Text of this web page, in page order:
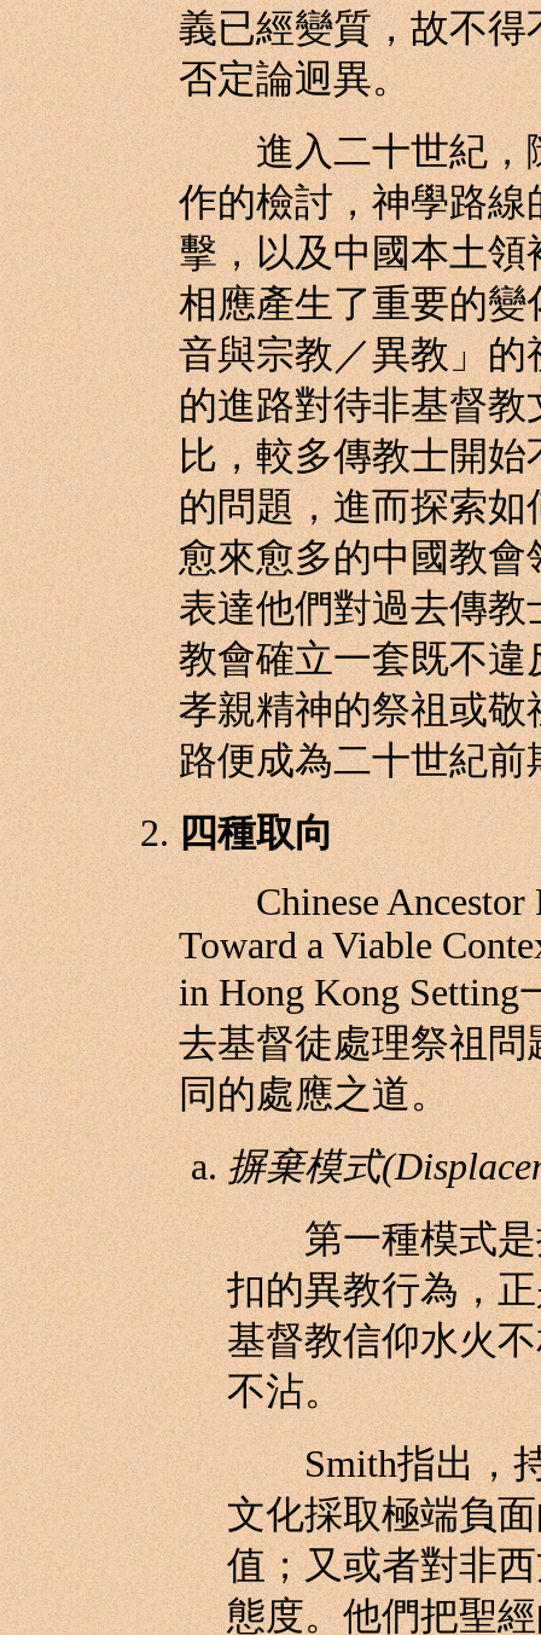
義已經變質，故不
否定論迥異。
進入二十世紀，隨
作的檢討，神學路
擊，以及中國本土
相應產生了重要的
音與宗教／異教」
的進路對待非基督
比，較多傳教士開
的問題，進而探索
愈來愈多的中國教
表達他們對過去傳
教會確立一套既不
孝親精神的祭祖或
路便成為二十世紀
四種取向
Chinese Ancestor
Toward a Viable
in Hong Kong
去基督徒處理祭祖
同的處應之道。
摒棄模式
第一種模式是摒
扣的異教行為，
基督教信仰水火
不沾。
Smith指出，持
文化採取極端負
值；又或者對非
態度。他們把聖